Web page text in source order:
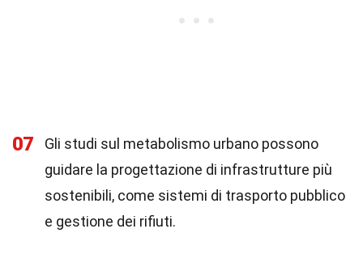
07
Gli studi sul metabolismo urbano possono
guidare la progettazione di infrastrutture più
sostenibili, come sistemi di trasporto pubblico
e gestione dei rifiuti.